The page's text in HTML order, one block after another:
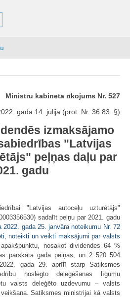
Ministru kabineta rīkojums Nr. 527
gada 14. jūlijā (prot. Nr. 36 83. §)
izmaksājamo
"Latvijas
peļņas daļu par
gadu
"Latvijas autoceļu uzturētājs"
sadalīt peļņu par 2021. gadu
2022. gada 25. janvāra noteikumu Nr. 72
noteikti un veikti maksājumi par valsts
nosakot dividendes 64 %
pārskata gada peļņas, un 2 520 504
gada 29. aprīlī starp Satiksmes
noslēgto deleģēšanas līgumu
valsts deleģēto uzdevumu – valsts
Satiksmes ministrijai kā valsts